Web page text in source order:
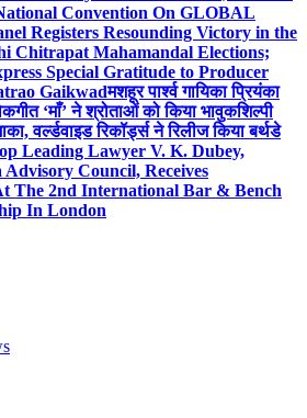
Convention On GLOBAL
Registers Resounding Victory in the
Chitrapat Mahamandal Elections;
Special Gratitude to Producer
Gaikwadमशहूर पार्श्व गायिका प्रियंका
‘माँ’ ने श्रोताओं को किया भावुकशिल्पी
वर्ल्डवाइड रिकॉर्ड्स ने रिलीज किया बर्थडे
Leading Lawyer V. K. Dubey,
Council, Receives
The 2nd International Bar & Bench
In London